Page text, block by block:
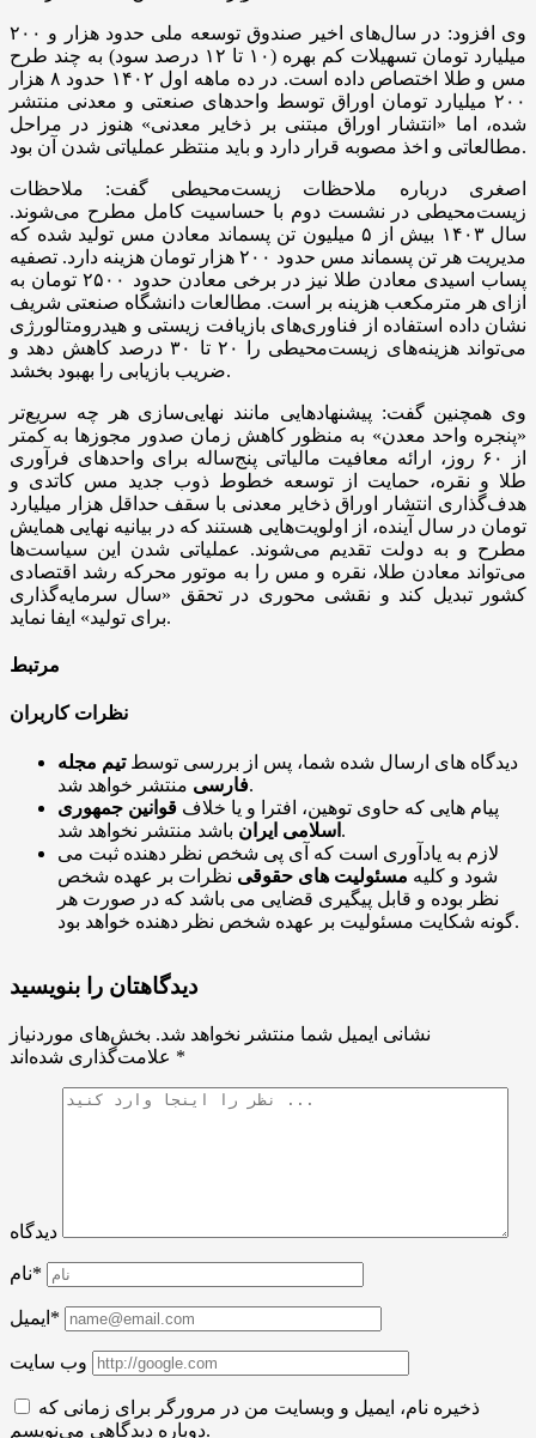
وی افزود: در سال‌های اخیر صندوق توسعه ملی حدود هزار و ۲۰۰
میلیارد تومان تسهیلات کم بهره (۱۰ تا ۱۲ درصد سود) به چند طرح
مس و طلا اختصاص داده است. در ده ماهه اول ۱۴۰۲ حدود ۸ هزار
۲۰۰ میلیارد تومان اوراق توسط واحد‌های صنعتی و معدنی منتشر
شده، اما «انتشار اوراق مبتنی بر ذخایر معدنی» هنوز در مراحل
مطالعاتی و اخذ مصوبه قرار دارد و باید منتظر عملیاتی شدن آن بود.
اصغری درباره ملاحظات زیست‌محیطی گفت: ملاحظات
زیست‌محیطی در نشست دوم با حساسیت کامل مطرح می‌شوند.
سال ۱۴۰۳ بیش از ۵ میلیون تن پسماند معادن مس تولید شده که
مدیریت هر تن پسماند مس حدود ۲۰۰ هزار تومان هزینه دارد. تصفیه
پساب اسیدی معادن طلا نیز در برخی معادن حدود ۲۵۰۰ تومان به
ازای هر مترمکعب هزینه بر است. مطالعات دانشگاه صنعتی شریف
نشان داده استفاده از فناوری‌های بازیافت زیستی و هیدرومتالورژی
می‌تواند هزینه‌های زیست‌محیطی را ۲۰ تا ۳۰ درصد کاهش دهد و
ضریب بازیابی را بهبود بخشد.
وی همچنین گفت: پیشنهاد‌هایی مانند نهایی‌سازی هر چه سریع‌تر
«پنجره واحد معدن» به منظور کاهش زمان صدور مجوز‌ها به کمتر
از ۶۰ روز، ارائه معافیت مالیاتی پنج‌ساله برای واحد‌های فرآوری
طلا و نقره، حمایت از توسعه خطوط ذوب جدید مس کاتدی و
هدف‌گذاری انتشار اوراق ذخایر معدنی با سقف حداقل هزار میلیارد
تومان در سال آینده، از اولویت‌هایی هستند که در بیانیه نهایی همایش
مطرح و به دولت تقدیم می‌شوند. عملیاتی شدن این سیاست‌ها
می‌تواند معادن طلا، نقره و مس را به موتور محرکه رشد اقتصادی
کشور تبدیل کند و نقشی محوری در تحقق «سال سرمایه‌گذاری
برای تولید» ایفا نماید.
مرتبط
نظرات کاربران
دیدگاه های ارسال شده شما، پس از بررسی توسطتیم مجله
فارسیمنتشر خواهد شد.
پیام هایی که حاوی توهین، افترا و یا خلاف قوانین جمهوری
اسلامی ایران باشد منتشر نخواهد شد.
لازم به یادآوری است که آی پی شخص نظر دهنده ثبت می
شود و کلیه مسئولیت های حقوقی نظرات بر عهده شخص
نظر بوده و قابل پیگیری قضایی می باشد که در صورت هر
گونه شکایت مسئولیت بر عهده شخص نظر دهنده خواهد بود.
دیدگاهتان را بنویسید
نشانی ایمیل شما منتشر نخواهد شد. بخش‌های موردنیاز
*
دیدگاه
نام*
ایمیل*
وب سایت
ذخیره نام، ایمیل و وبسایت من در مرورگر برای زمانی که
دوباره دیدگاهی می‌نویسم.